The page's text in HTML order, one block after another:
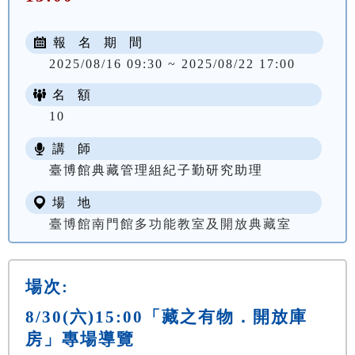
報 名 期 間
2025/08/16 09:30 ~ 2025/08/22 17:00
名 額
10
講 師
臺博館典藏管理組紀子勤研究助理
場 地
臺博館南門館多功能教室及開放典藏室
場次:
8/30(六)15:00「藏之有物．開放庫
房」專場導覽